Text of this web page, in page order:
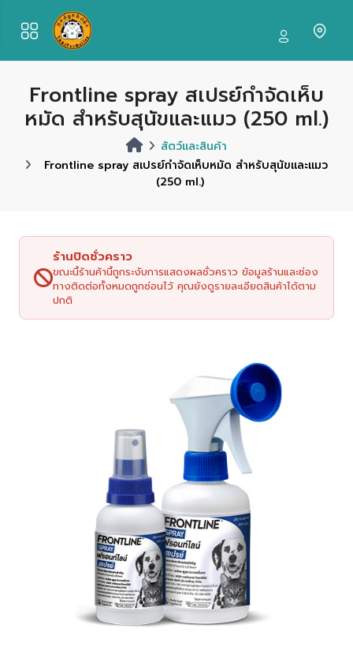
Frontline spray สเปรย์กำจัดเห็บ
หมัด สำหรับสุนัขและแมว (250 ml.)
สัตว์และสินค้า
Frontline spray สเปรย์กำจัดเห็บหมัด สำหรับสุนัขและแมว
(250 ml.)
ร้านปิดชั่วคราว
ขณะนี้ร้านค้านี้ถูกระงับการแสดงผลชั่วคราว ข้อมูลร้านและช่อง
ทางติดต่อทั้งหมดถูกซ่อนไว้ คุณยังดูรายละเอียดสินค้าได้ตาม
ปกติ